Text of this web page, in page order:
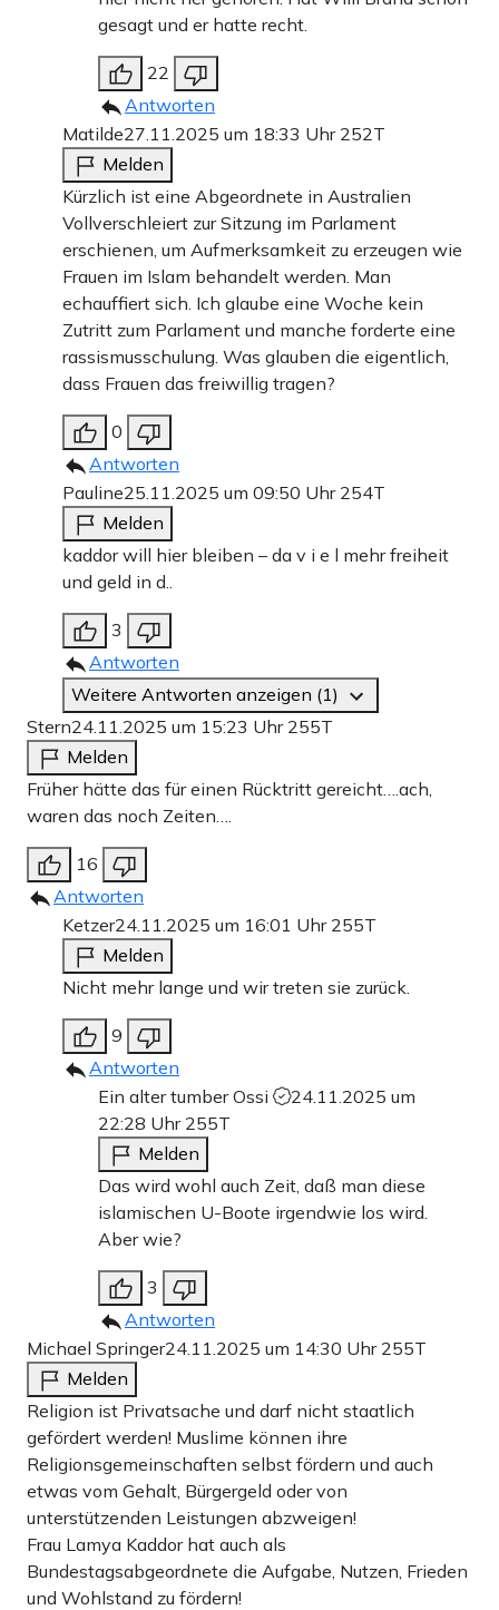
gesagt und er hatte recht.
22
Antworten
Matilde27.11.2025 um 18:33 Uhr 252T
Melden
Kürzlich ist eine Abgeordnete in Australien
Vollverschleiert zur Sitzung im Parlament
erschienen, um Aufmerksamkeit zu erzeugen wie
Frauen im Islam behandelt werden. Man
echauffiert sich. Ich glaube eine Woche kein
Zutritt zum Parlament und manche forderte eine
rassismusschulung. Was glauben die eigentlich,
dass Frauen das freiwillig tragen?
0
Antworten
Pauline25.11.2025 um 09:50 Uhr 254T
Melden
kaddor will hier bleiben – da v i e l mehr freiheit
und geld in d..
3
Antworten
Weitere Antworten anzeigen (1)
Stern24.11.2025 um 15:23 Uhr 255T
Melden
Früher hätte das für einen Rücktritt gereicht….ach,
waren das noch Zeiten….
16
Antworten
Ketzer24.11.2025 um 16:01 Uhr 255T
Melden
Nicht mehr lange und wir treten sie zurück.
9
Antworten
Ein alter tumber Ossi
24.11.2025 um
22:28 Uhr 255T
Melden
Das wird wohl auch Zeit, daß man diese
islamischen U-Boote irgendwie los wird.
Aber wie?
3
Antworten
Michael Springer24.11.2025 um 14:30 Uhr 255T
Melden
Religion ist Privatsache und darf nicht staatlich
gefördert werden! Muslime können ihre
Religionsgemeinschaften selbst fördern und auch
etwas vom Gehalt, Bürgergeld oder von
unterstützenden Leistungen abzweigen!
Frau Lamya Kaddor hat auch als
Bundestagsabgeordnete die Aufgabe, Nutzen, Frieden
und Wohlstand zu fördern!